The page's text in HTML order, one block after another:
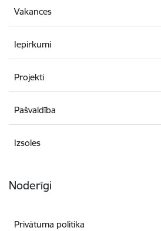
Vakances
Iepirkumi
Projekti
Pašvaldība
Izsoles
Noderīgi
Privātuma politika